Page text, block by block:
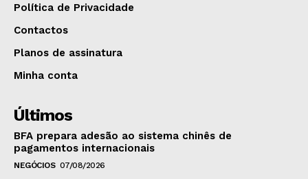
Política de Privacidade
Contactos
Planos de assinatura
Minha conta
Últimos
BFA prepara adesão ao sistema chinês de
pagamentos internacionais
NEGÓCIOS 07/08/2026